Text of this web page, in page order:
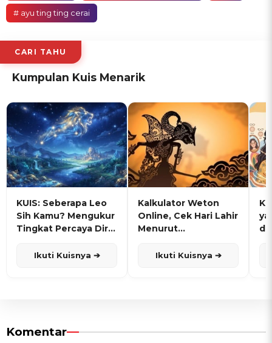
# ayu ting ting cerai
CARI TAHU
Kumpulan Kuis Menarik
KUIS: Seberapa Leo
Sih Kamu? Mengukur
Tingkat Percaya Diri
Ikuti Kuisnya ➔
Kalkulator Weton
Online, Cek Hari Lahir
Menurut
Ikuti Kuisnya ➔
Komentar